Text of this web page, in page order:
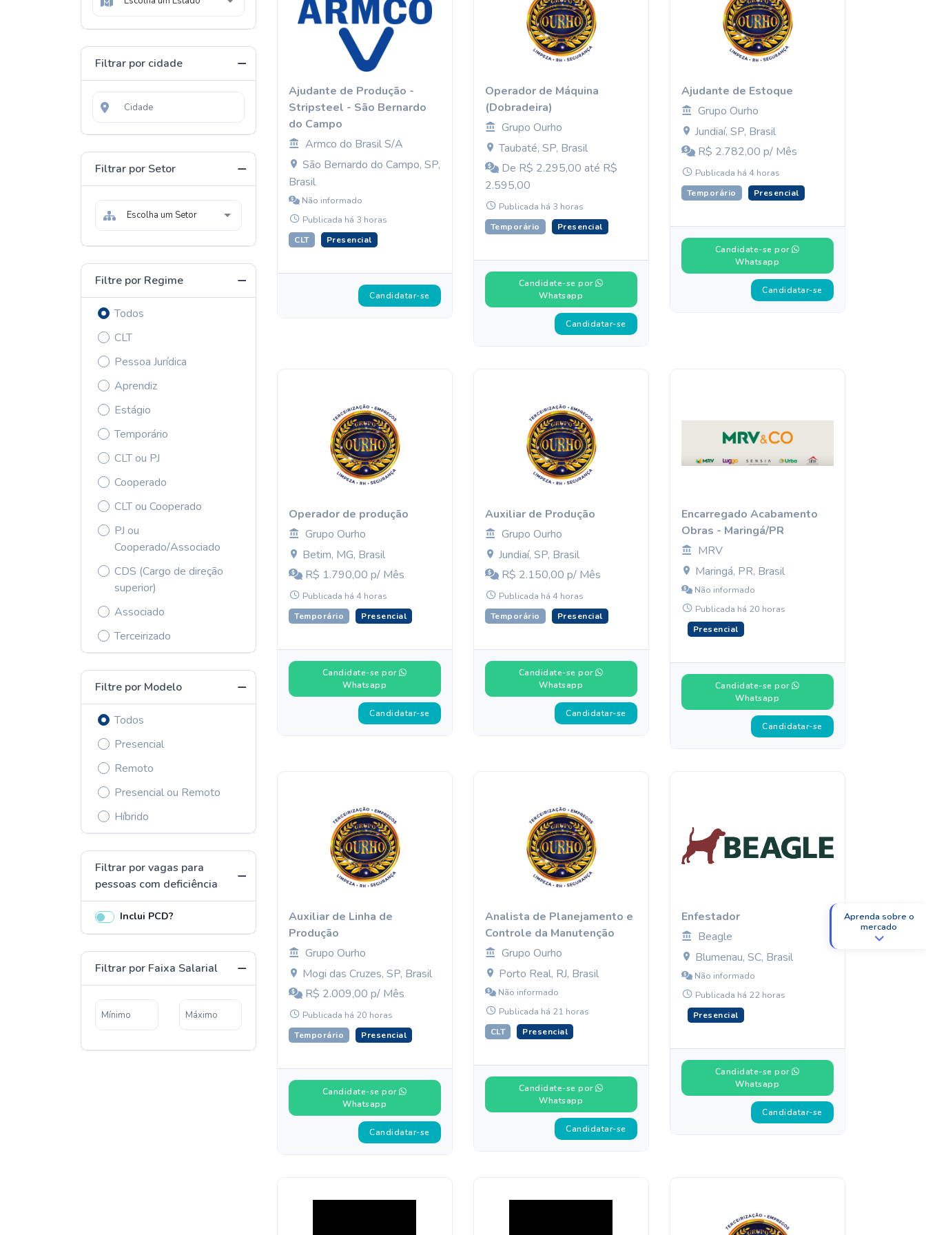
Filtrar por cidade
Filtrar por Setor
Escolha um Setor
Filtre por Regime
Todos
CLT
Pessoa Jurídica
Aprendiz
Estágio
Temporário
CLT ou PJ
Cooperado
CLT ou Cooperado
PJ ou
Cooperado/Associado
CDS (Cargo de direção
superior)
Associado
Terceirizado
Filtre por Modelo
Todos
Presencial
Remoto
Presencial ou Remoto
Híbrido
Filtrar por vagas para
pessoas com deficiência
Inclui PCD?
Filtrar por Faixa Salarial
Ajudante de Produção -
Stripsteel - São Bernardo
do Campo
Armco do Brasil S/A
São Bernardo do Campo, SP,
Brasil
Não informado
Publicada há 3 horas
CLT Presencial
Candidatar-se
Operador de Máquina
(Dobradeira)
Grupo Ourho
Taubaté, SP, Brasil
De R$ 2.295,00 até R$
2.595,00
Publicada há 3 horas
Temporário Presencial
Candidate-se por
Whatsapp
Candidatar-se
Ajudante de Estoque
Grupo Ourho
Jundiaí, SP, Brasil
R$ 2.782,00 p/ Mês
Publicada há 4 horas
Temporário Presencial
Candidate-se por
Whatsapp
Candidatar-se
Operador de produção
Grupo Ourho
Betim, MG, Brasil
R$ 1.790,00 p/ Mês
Publicada há 4 horas
Temporário Presencial
Candidate-se por
Whatsapp
Candidatar-se
Auxiliar de Produção
Grupo Ourho
Jundiaí, SP, Brasil
R$ 2.150,00 p/ Mês
Publicada há 4 horas
Temporário Presencial
Candidate-se por
Whatsapp
Candidatar-se
Encarregado Acabamento
Obras - Maringá/PR
MRV
Maringá, PR, Brasil
Não informado
Publicada há 20 horas
Presencial
Candidate-se por
Whatsapp
Candidatar-se
Auxiliar de Linha de
Produção
Grupo Ourho
Mogi das Cruzes, SP, Brasil
R$ 2.009,00 p/ Mês
Publicada há 20 horas
Temporário Presencial
Candidate-se por
Whatsapp
Candidatar-se
Analista de Planejamento e
Controle da Manutenção
Grupo Ourho
Porto Real, RJ, Brasil
Não informado
Publicada há 21 horas
CLT Presencial
Candidate-se por
Whatsapp
Candidatar-se
Enfestador
Beagle
Blumenau, SC, Brasil
Não informado
Publicada há 22 horas
Presencial
Candidate-se por
Whatsapp
Candidatar-se
Aprenda sobre o
mercado